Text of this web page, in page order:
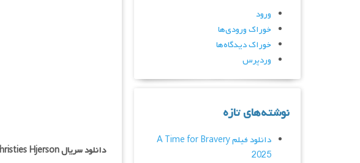
دانلود سریال Agatha Christies Hjerson با لینک مستقیم
ورود
خوراک ورودی‌ها
خوراک دیدگاه‌ها
وردپرس
نوشته‌های تازه
دانلود فیلم A Time for Bravery
2025